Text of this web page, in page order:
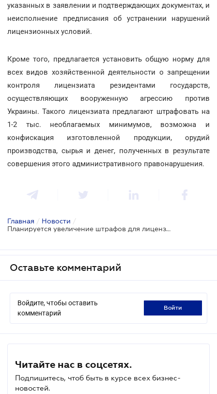
указанных в заявлении и подтверждающих документах, и
неисполнение предписания об устранении нарушений
лицензионных условий.
Кроме того, предлагается установить общую норму для
всех видов хозяйственной деятельности о запрещении
контроля лицензиата резидентами государств,
осуществляющих вооруженную агрессию против
Украины. Такого лицензиата предлагают штрафовать на
1-2 тыс. необлагаемых минимумов, возможна и
конфискация изготовленной продукции, орудий
производства, сырья и денег, полученных в результате
совершения этого административного правонарушения.
Главная / Новости /
Планируется увеличение штрафов для лицензиатов
Оставьте комментарий
Войдите, чтобы оставить
комментарий
войти
Читайте нас в соцсетях.
Подпишитесь, чтоб быть в курсе всех бизнес-
новостей.